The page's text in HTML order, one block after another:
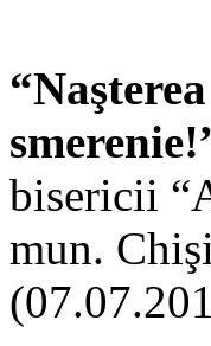
bisericii
mun.